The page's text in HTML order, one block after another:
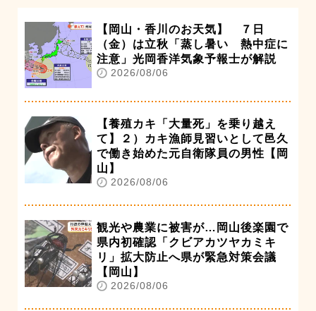
【岡山・香川のお天気】 ７日
（金）は立秋「蒸し暑い 熱中症に
注意」光岡香洋気象予報士が解説
2026/08/06
【養殖カキ「大量死」を乗り越え
て】２）カキ漁師見習いとして邑久
で働き始めた元自衛隊員の男性【岡
山】
2026/08/06
観光や農業に被害が…岡山後楽園で
県内初確認「クビアカツヤカミキ
リ」拡大防止へ県が緊急対策会議
【岡山】
2026/08/06